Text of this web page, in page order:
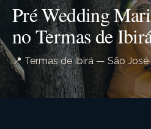
Pré Wedding
no Termas de
📍 Termas de Ibirá — São